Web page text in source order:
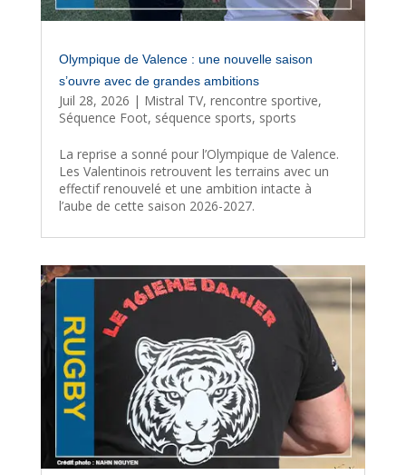
Olympique de Valence : une nouvelle saison
s’ouvre avec de grandes ambitions
Juil 28, 2026 | Mistral TV, rencontre sportive,
Séquence Foot, séquence sports, sports
La reprise a sonné pour l’Olympique de Valence.
Les Valentinois retrouvent les terrains avec un
effectif renouvelé et une ambition intacte à
l’aube de cette saison 2026-2027.